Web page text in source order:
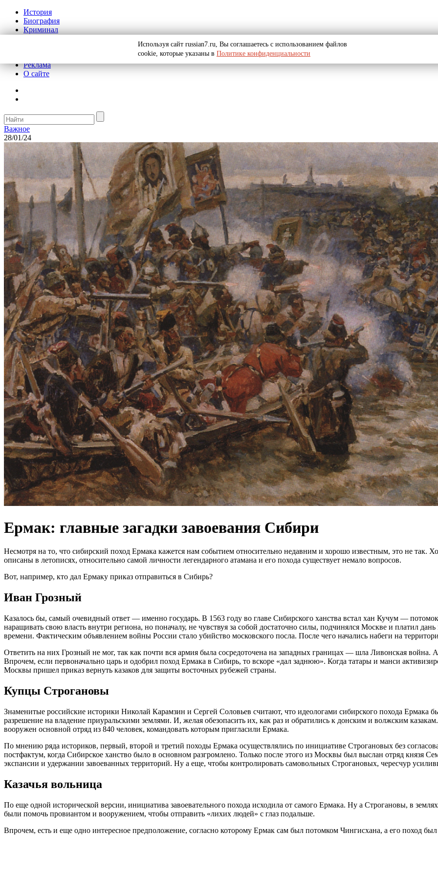
История
Биография
Криминал
Реклама
О сайте
Важное
28/01/24
Ермак: главные загадки завоевания Сибири
Несмотря на то, что сибирский поход Ермака кажется нам событием относительно недавним и хорошо известным, это не так.
описаны в летописях, относительно самой личности легендарного атамана и его похода существует немало вопросов.
Вот, например, кто дал Ермаку приказ отправиться в Сибирь?
Иван Грозный
Казалось бы, самый очевидный ответ — именно государь. В 1563 году во главе Сибирского ханства встал хан Кучум —
наращивать свою власть внутри региона, но поначалу, не чувствуя за собой достаточно силы, подчинялся Москве и платил
времени. Фактическим объявлением войны России стало убийство московского посла. После чего начались набеги на
Ответить на них Грозный не мог, так как почти вся армия была сосредоточена на западных границах — шла Ливонская
Впрочем, если первоначально царь и одобрил поход Ермака в Сибирь, то вскоре «дал заднюю». Когда татары и манси
Москвы пришел приказ вернуть казаков для защиты восточных рубежей страны.
Купцы Строгановы
Знаменитые российские историки Николай Карамзин и Сергей Соловьев считают, что идеологами сибирского похода
разрешение на владение приуральскими землями. И, желая обезопасить их, как раз и обратились к донским и волжским
вооружен основной отряд из 840 человек, командовать которым пригласили Ермака.
По мнению ряда историков, первый, второй и третий походы Ермака осуществлялись по инициативе Строгановых без
постфактум, когда Сибирское ханство было в основном разгромлено. Только после этого из Москвы был выслан отряд князя
экспансии и удержании завоеванных территорий. Ну а еще, чтобы контролировать самовольных Строгановых, чересчур
Казачья вольница
По еще одной исторической версии, инициатива завоевательного похода исходила от самого Ермака. Ну а Строгановы, в
были помочь провиантом и вооружением, чтобы отправить «лихих людей» с глаз подальше.
Впрочем, есть и еще одно интересное предположение, согласно которому Ермак сам был потомком Чингисхана, а его поход
Используя сайт russian7.ru, Вы соглашаетесь с использованием файлов
cookie, которые указаны в Политике конфиденциальности